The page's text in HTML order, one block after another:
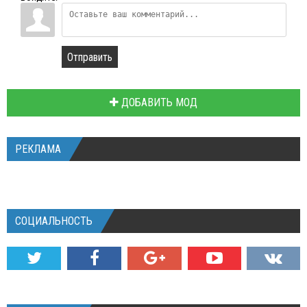
Отправить
ДОБАВИТЬ МОД
РЕКЛАМА
СОЦИАЛЬНОСТЬ